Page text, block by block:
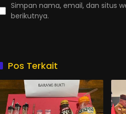
Simpan nama, email, dan situs
berikutnya.
Pos Terkait